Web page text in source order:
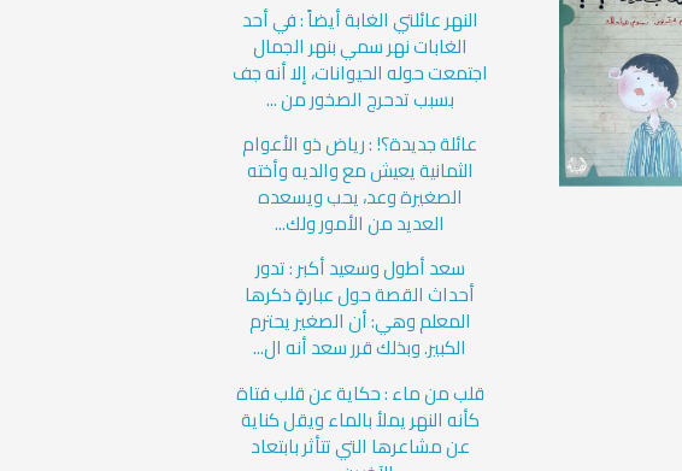
النهر عائلتي الغابة أيضاً : في أحد
الغابات نهر سمي بنهر الجمال
اجتمعت حوله الحيوانات، إلا أنه جف
بسبب تدحرج الصخور من ...
عائلة جديدة؟! : رياض ذو الأعوام
الثمانية يعيش مع والديه وأخته
الصغيرة وعد، يحب ويسعده
العديد من الأمور ولك...
سعد أطول وسعيد أكبر : تدور
أحداث القصة حول عبارةٍ ذكرها
المعلم وهي: أن الصغير يحترم
الكبير. وبذلك قرر سعد أنه ال...
قلب من ماء : حكاية عن قلب فتاة
كأنه النهر يملأ بالماء ويقل كناية
عن مشاعرها التي تتأثر بابتعاد